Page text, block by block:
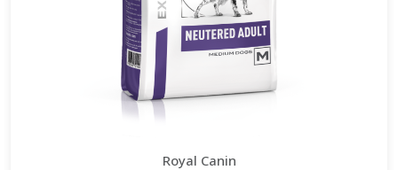
Royal Canin